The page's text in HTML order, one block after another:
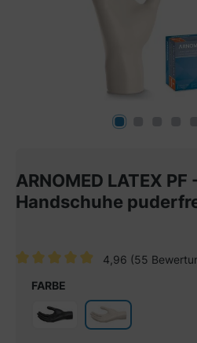
ARNOMED LATEX PF
Handschuhe
Durchschnittliche Bewertung von
4,96 (55
FARBE